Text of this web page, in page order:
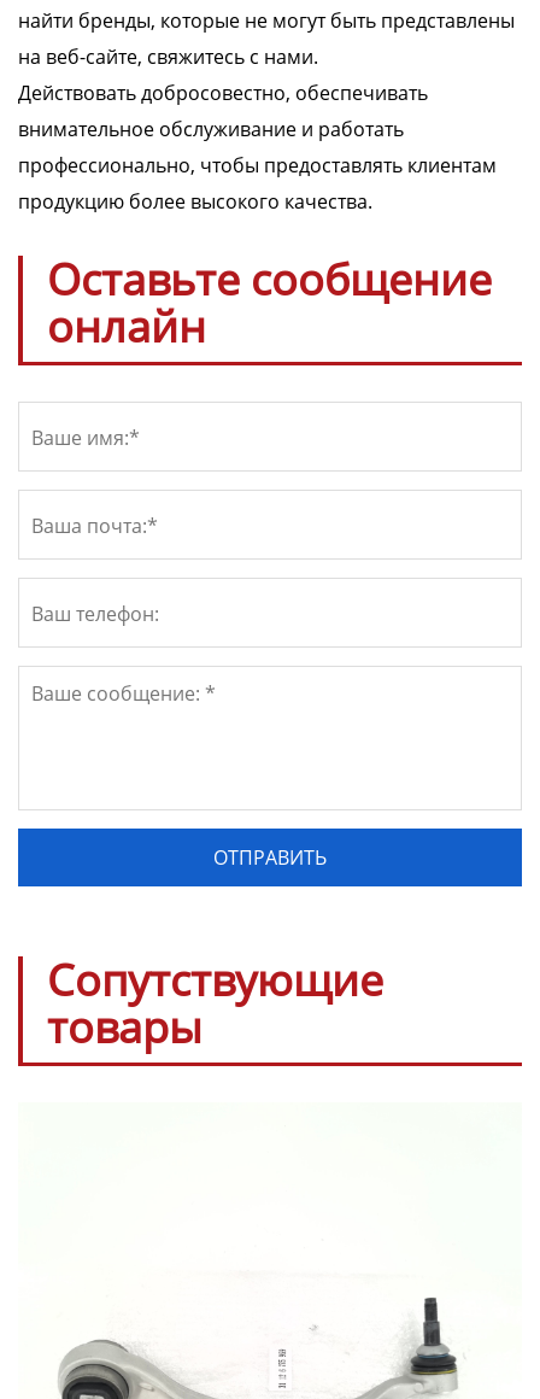
найти бренды, которые не могут быть представлены
на веб-сайте, свяжитесь с нами.
Действовать добросовестно, обеспечивать
внимательное обслуживание и работать
профессионально, чтобы предоставлять клиентам
продукцию более высокого качества.
Оставьте сообщение
онлайн
Сопутствующие
товары